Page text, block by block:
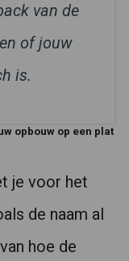
van de
of jouw
is.
opbouw op een plat
je voor het
de naam al
hoe de